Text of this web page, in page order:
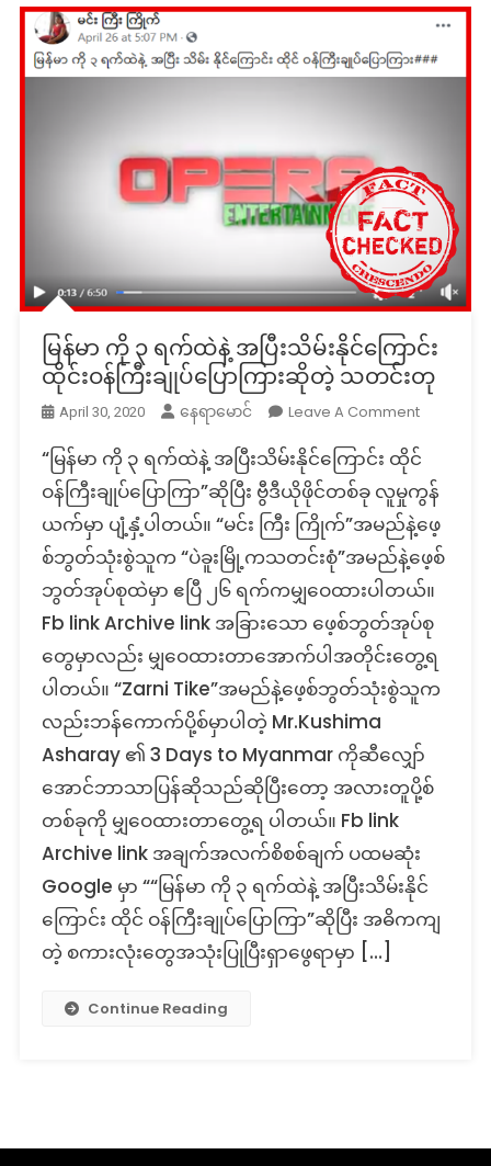
မြန်မာ ကို ၃ ရက်ထဲနဲ့ အပြီးသိမ်းနိုင်ကြောင်း
ထိုင်းဝန်ကြီးချုပ်ပြောကြားဆိုတဲ့ သတင်းတု
April 30, 2020 နေရာမောင် Leave A CommentOn
ကို
၃
ရက်
ထဲ
နဲ့
အပြီး
သိမ်း
နိုင်
ကြောင်း
ထိုင်း
ပြော
ကြား
ဆို
တု
“မြန်မာ ကို ၃ ရက်ထဲနဲ့ အပြီးသိမ်းနိုင်ကြောင်း ထိုင်
ဝန်ကြီးချုပ်ပြောကြာ”ဆိုပြီး ဗွီဒီယိုဖိုင်တစ်ခု လူမှုကွန်
ယက်မှာ ပျံ့နှံ့ပါတယ်။ “မင်း ကြီး ကြိုက်”အမည်နဲ့ဖေ့
စ်ဘွတ်သုံးစွဲသူက “ပဲခူးမြို့ကသတင်းစုံ”အမည်နဲ့ဖေ့စ်
ဘွတ်အုပ်စုထဲမှာ ဧပြီ ၂၆ ရက်ကမျှဝေထားပါတယ်။
Fb link Archive link အခြားသော ဖေ့စ်ဘွတ်အုပ်စု
တွေမှာလည်း မျှဝေထားတာအောက်ပါအတိုင်းတွေ့ရ
ပါတယ်။ “Zarni Tike”အမည်နဲ့ဖေ့စ်ဘွတ်သုံးစွဲသူက
လည်းဘန်ကောက်ပို့စ်မှာပါတဲ့ Mr.Kushima
Asharay ၏ 3 Days to Myanmar ကိုဆီလျှော်
အောင်ဘာသာပြန်ဆိုသည်ဆိုပြီးတော့ အလားတူပို့စ်
တစ်ခုကို မျှဝေထားတာတွေ့ရ ပါတယ်။ Fb link
Archive link အချက်အလက်စိစစ်ချက် ပထမဆုံး
Google မှာ ““မြန်မာ ကို ၃ ရက်ထဲနဲ့ အပြီးသိမ်းနိုင်
ကြောင်း ထိုင် ဝန်ကြီးချုပ်ပြောကြာ”ဆိုပြီး အဓိကကျ
တဲ့ စကားလုံးတွေအသုံးပြုပြီးရှာဖွေရာမှာ […]
Continue Reading